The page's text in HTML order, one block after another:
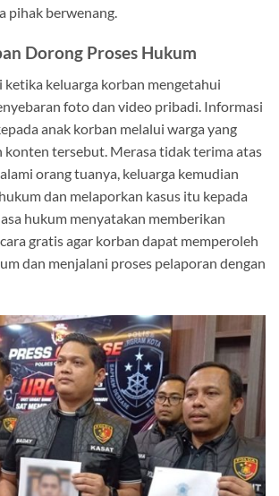
pihak berwenang.
Dorong Proses Hukum
ketika keluarga korban mengetahui
foto dan video pribadi. Informasi
anak korban melalui warga yang
konten tersebut. Merasa tidak terima atas
orang tuanya, keluarga kemudian
dan melaporkan kasus itu kepada
hukum menyatakan memberikan
gratis agar korban dapat memperoleh
dan menjalani proses pelaporan dengan